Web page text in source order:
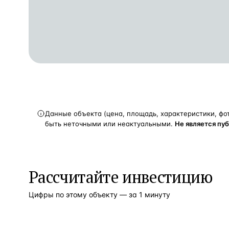
Данные объекта (цена, площадь, характеристики,
быть неточными или неактуальными. Не является
Рассчитайте инвестицию
Цифры по этому объекту — за 1 минуту